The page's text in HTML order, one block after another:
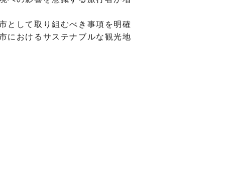
として取り組むべき事項を明確
におけるサステナブルな観光地